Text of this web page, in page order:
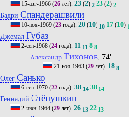
15-авг-1966(26лет). 23(2) 2 23(2) 2
Бадри Спандерашвили
10-ноя-1969(23года). 20(10) 10 17(10)
Джемал Губаз
2-сен-1968(24года). 11 11 8 8
Александр Тихонов, 74'
21-ноя-1963 (29 лет). 18 8
Олег Санько
6-сен-1970(22года). 38 14 38 14
Геннадий Стёпушкин
2-июн-1964(29лет). 26 13 22 13